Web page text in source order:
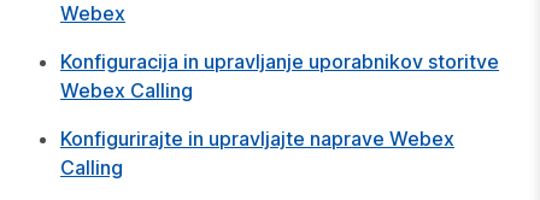
Webex
Konfiguracija in upravljanje uporabnikov storitve
Webex Calling
Konfigurirajte in upravljajte naprave Webex
Calling